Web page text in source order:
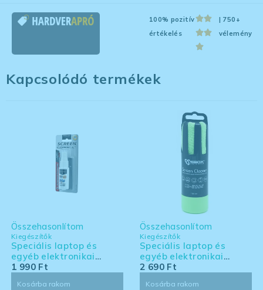
100% pozitív
értékelés
| 750+
vélemény
Kapcsolódó termékek
Kiegészítők
Speciális laptop és
egyéb elektronikai
eszköz tisztító készlet -
Összehasonlítom
1 990 Ft
Kosárba rakom
Kiegészítők
Speciális laptop és
egyéb elektronikai
eszköz tisztító készlet -
Összehasonlítom
2 690 Ft
Kosárba rakom